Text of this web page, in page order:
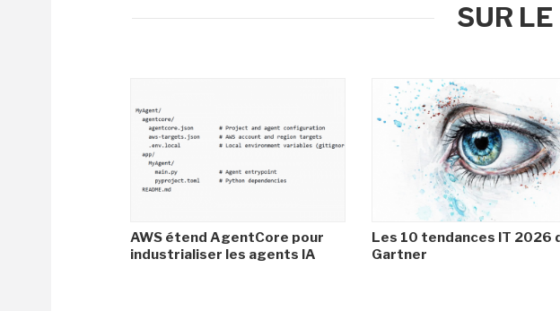
SUR
AWS étend AgentCore pour
industrialiser les agents IA
Les 10 tendances IT 2026
Gartner